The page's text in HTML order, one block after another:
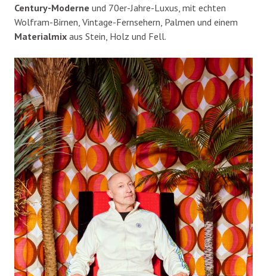
Century-Moderne und 70er-Jahre-Luxus, mit echten
Wolfram-Birnen, Vintage-Fernsehern, Palmen und einem
Materialmix aus Stein, Holz und Fell.